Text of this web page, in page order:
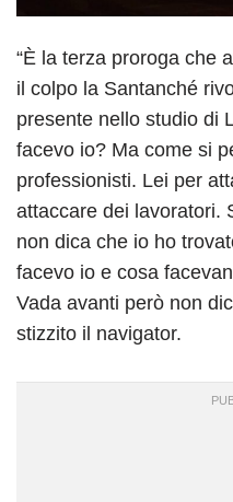
“È la terza proroga che
il colpo la Santanché
presente nello studio di
facevo io? Ma come si
professionisti. Lei per
attaccare dei lavoratori.
non dica che io ho
facevo io e cosa
Vada avanti però non
stizzito il navigator.